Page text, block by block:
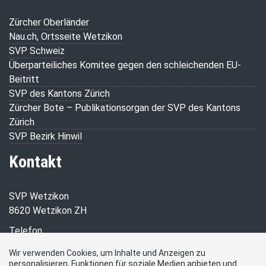
Zürcher Oberländer
Nau.ch, Ortsseite Wetzikon
SVP Schweiz
Überparteiliches Komitee gegen den schleichenden EU-
Beitritt
SVP des Kantons Zürich
Zürcher Bote – Publikationsorgan der SVP des Kantons
Zürich
SVP Bezirk Hinwil
Kontakt
SVP Wetzikon
8620 Wetzikon ZH
Telefon
Wir verwenden Cookies, um Inhalte und Anzeigen zu
personalisieren, Funktionen für soziale Medien anbieten und